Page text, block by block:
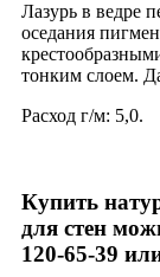
Лазурь в ведре
оседания
тонким слоем.
Расход г/м: 5,0.
Купить
для стен
120-65-39